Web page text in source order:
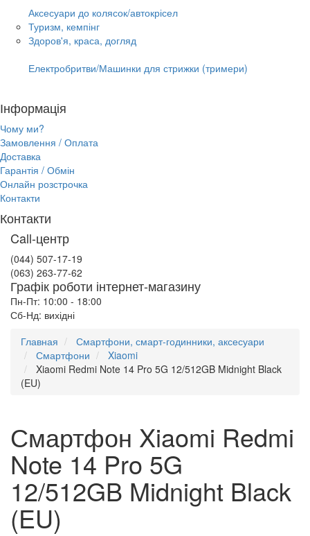
Аксесуари до колясок/автокрісел
Туризм, кемпінг
Здоров'я, краса, догляд
Електробритви/Машинки для стрижки (тримери)
Інформація
Чому ми?
Замовлення / Оплата
Доставка
Гарантія / Обмін
Онлайн розстрочка
Контакти
Контакти
Call-центр
(044) 507-17-19
(063) 263-77-62
Графік роботи інтернет-магазину
Пн-Пт: 10:00 - 18:00
Сб-Нд: вихідні
Главная
Смартфони, смарт-годинники, аксесуари
Смартфони
Xiaomi
Xiaomi Redmi Note 14 Pro 5G 12/512GB Midnight Black
(EU)
Смартфон Xiaomi Redmi
Note 14 Pro 5G
12/512GB Midnight Black
(EU)